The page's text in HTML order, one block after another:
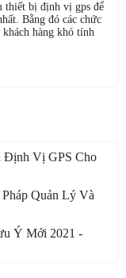
thiết bị định vị gps để
Bằng đó các chức
hàng khó tính
Định Vị GPS Cho
Quản Lý Và
Ý Mới 2021 -